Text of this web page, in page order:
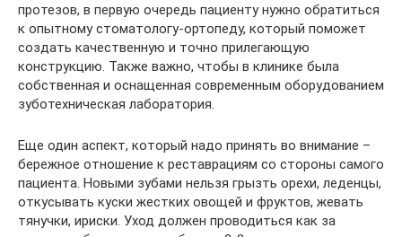
протезов, в первую очередь пациенту нужно обратиться
к опытному стоматологу-ортопеду, который поможет
создать качественную и точно прилегающую
конструкцию. Также важно, чтобы в клинике была
собственная и оснащенная современным оборудованием
зуботехническая лаборатория.
Еще один аспект, который надо принять во внимание –
бережное отношение к реставрациям со стороны самого
пациента. Новыми зубами нельзя грызть орехи, леденцы,
откусывать куски жестких овощей и фруктов, жевать
тянучки, ириски. Уход должен проводиться как за